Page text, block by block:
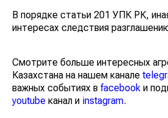
В порядке статьи 201 УПК РК,
интересах следствия
Смотрите больше интересных
Казахстана на нашем канале
важных событиях в facebook и
youtube канал и instagram.